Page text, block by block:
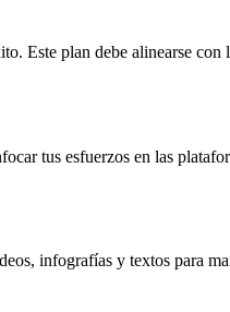
Este plan debe alinearse con
tus esfuerzos en las
infografías y textos para